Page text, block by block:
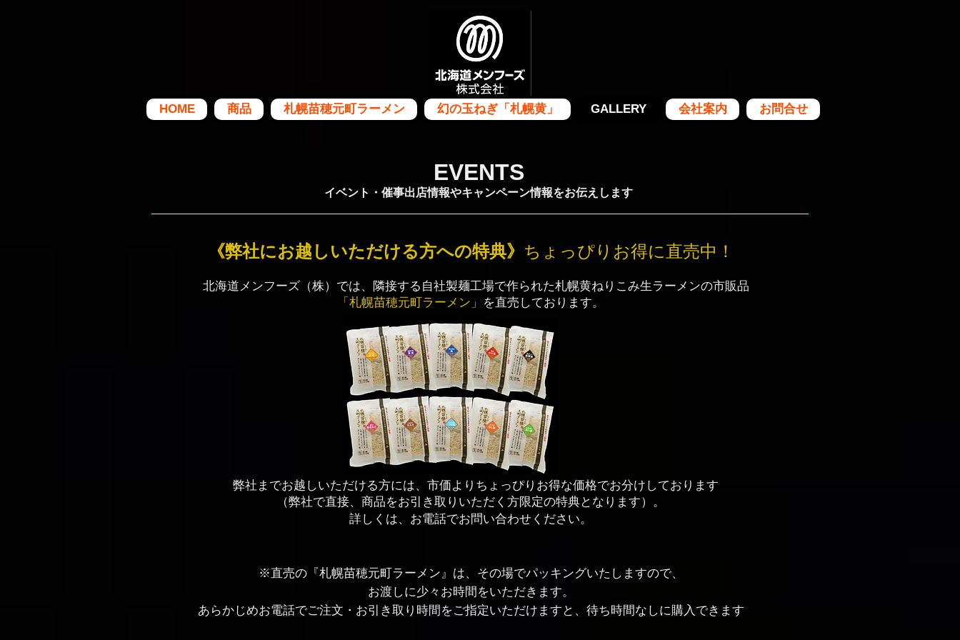
HOME 商品 札幌苗穂元町ラーメン 幻の玉ねぎ「札幌黄」 GALLERY 会社案内 お問合せ
EVENTS
​イベント・催事出店情報やキャンペーン情報をお伝えします
《弊社にお越しいただける方への特典》 ちょっぴりお得に直売中！
北海道メンフーズ（株）では、隣接する自社製麺工場で作られた札幌黄ねりこみ生ラーメンの市販品
「札幌苗穂元町ラーメン」
を直売しております。
弊社までお越しいただける方には、市価よりちょっぴりお得な価格でお分けしております
（弊社で直接、商品をお引き取りいただく方限定の特典となります）。
​詳しくは、お電話でお問い合わせください。
※直売の『札幌苗穂元町ラーメン』は、その場でパッキングいたしますので、
お渡しに少々お時間をいただきます。
あらかじめお電話でご注文・お引き取り時間をご指定いただけますと、待ち時間なしに購入できます